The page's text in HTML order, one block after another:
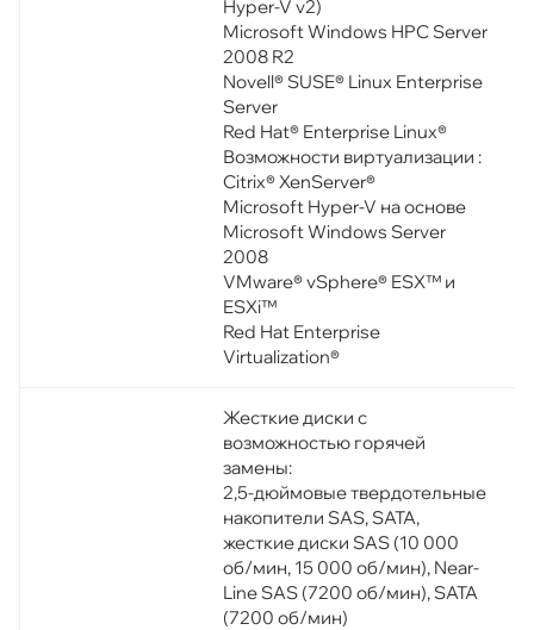
Hyper-V v2)
Microsoft Windows HPC Server
2008 R2
Novell® SUSE® Linux Enterprise
Server
Red Hat® Enterprise Linux®
Возможности виртуализации :
Citrix® XenServer®
Microsoft Hyper-V на основе
Microsoft Windows Server
2008
VMware® vSphere® ESX™ и
ESXi™
Red Hat Enterprise
Virtualization®
Жесткие диски с
возможностью горячей
замены:
2,5-дюймовые твердотельные
накопители SAS, SATA,
жесткие диски SAS (10 000
об/мин, 15 000 об/мин), Near-
Line SAS (7200 об/мин), SATA
(7200 об/мин)